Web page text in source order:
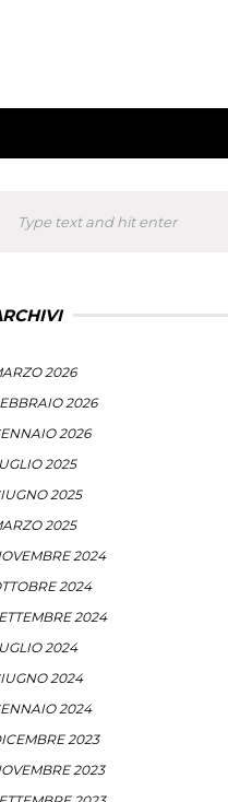
2026
2026
2026
2025
2025
2025
2024
2024
2024
2024
2024
2024
2023
2023